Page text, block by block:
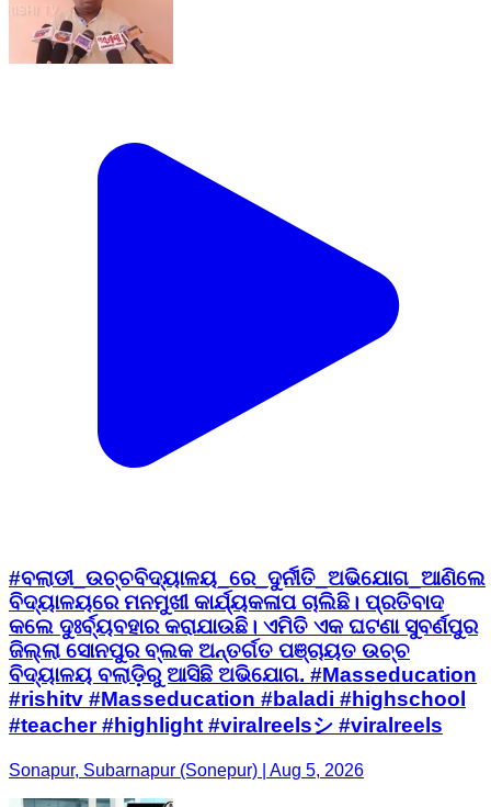
#ବଲାଡୀ_ଉଚ୍ଚବିଦ୍ୟାଳୟ_ରେ_ଦୁର୍ନୀତି_ଅଭିଯୋଗ_ଆଣିଲେ
ବିଦ୍ୟାଳୟରେ ମନମୁଖୀ କାର୍ଯ୍ୟକଳାପ ଚାଲିଛି। ପ୍ରତିବାଦ
କଲେ ଦୁଃର୍ବ୍ୟବହାର କରାଯାଉଛି। ଏମିତି ଏକ ଘଟଣା ସୁବର୍ଣପୁର
ଜିଲ୍ଲା ସୋନପୁର ବ୍ଲକ ଅନ୍ତର୍ଗତ ପଞ୍ଚାୟତ ଉଚ୍ଚ
ବିଦ୍ୟାଳୟ ବଲାଡ଼ିରୁ ଆସିଛି ଅଭିଯୋଗ. #Masseducation
#rishitv #Masseducation #baladi #highschool
#teacher #highlight #viralreelsシ #viralreels
Sonapur, Subarnapur (Sonepur) | Aug 5, 2026